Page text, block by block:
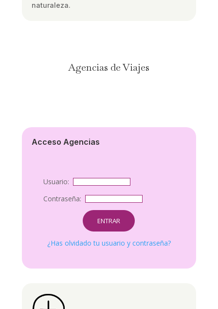
naturaleza.
Agencias de Viajes
Acceso Agencias
Usuario:
Contraseña:
¿Has olvidado tu usuario y contraseña?